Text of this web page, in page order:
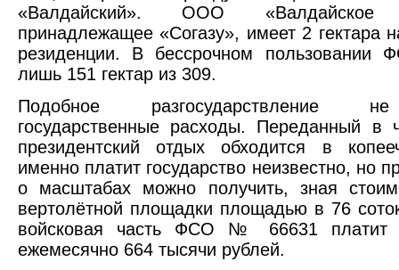
«Валдайский». ООО «Валдайское
принадлежащее «Согазу», имеет 2 гектара
резиденции. В бессрочном пользовании
лишь 151 гектар из 309.
Подобное разгосударствление
государственные расходы. Переданный в
президентский отдых обходится в
именно платит государство неизвестно, но
о масштабах можно получить, зная
вертолётной площадки площадью в 76
войсковая часть ФСО № 66631 платит
ежемесячно 664 тысячи рублей.